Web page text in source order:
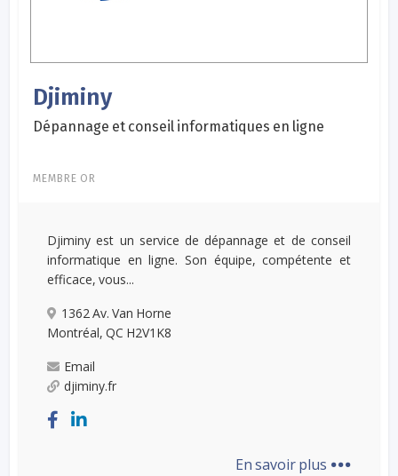
Djiminy
Dépannage et conseil informatiques en ligne
MEMBRE OR
Djiminy est un service de dépannage et de conseil
informatique en ligne. Son équipe, compétente et
efficace, vous...
1362 Av. Van Horne
Montréal, QC H2V1K8
Email
djiminy.fr
En savoir plus ...